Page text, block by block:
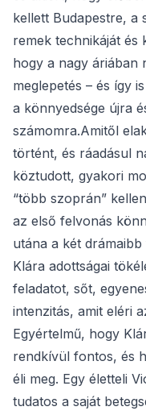
kellett Budapestre, a
remek technikáját és
hogy a nagy áriában
meglepetés – és így
a könnyedsége újra
számomra.Amitől
történt, és ráadásul
köztudott, gyakori
“több szoprán”
az első felvonás
utána a két
Klára adottságai
feladatot, sőt,
intenzitás, amit eléri
Egyértelmű, hogy
rendkívül fontos, és
éli meg. Egy életteli
tudatos a saját